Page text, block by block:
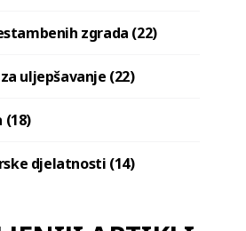
zgrada (22)
uljepšavanje (22)
(18)
djelatnosti (14)